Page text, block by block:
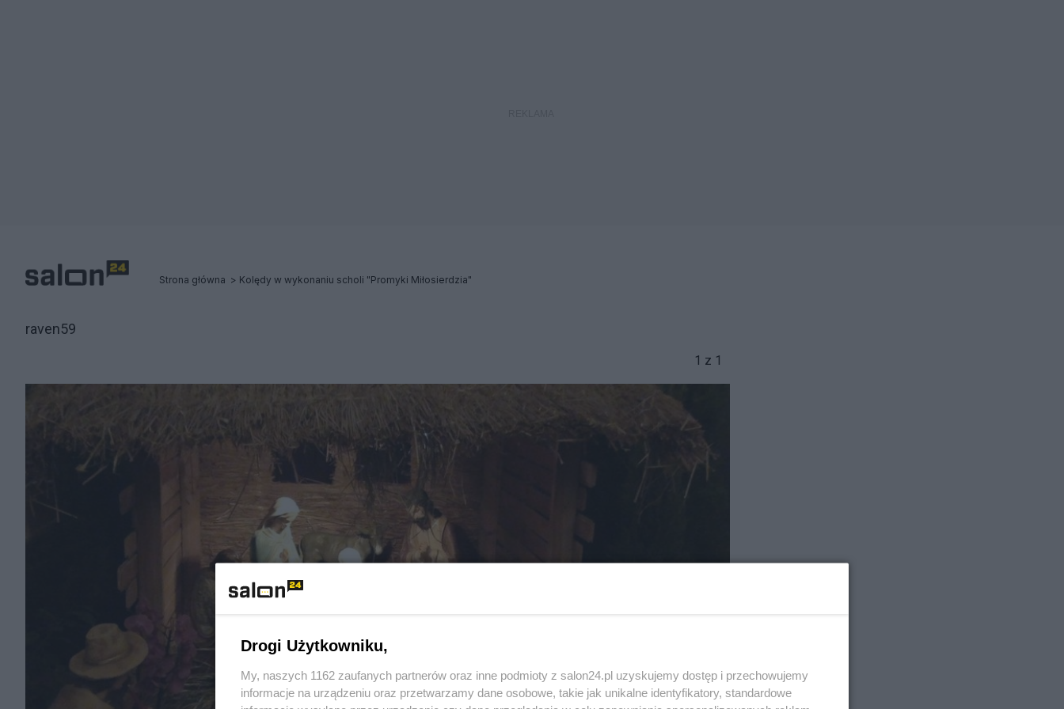
Strona główna Kolędy w wykonaniu scholi "Promyki Miłosierdzia"
raven59
1 z 1
Drogi Użytkowniku,
My, naszych 1162 zaufanych partnerów oraz inne podmioty z salon24.pl uzyskujemy dostęp i przechowujemy
informacje na urządzeniu oraz przetwarzamy dane osobowe, takie jak unikalne identyfikatory, standardowe